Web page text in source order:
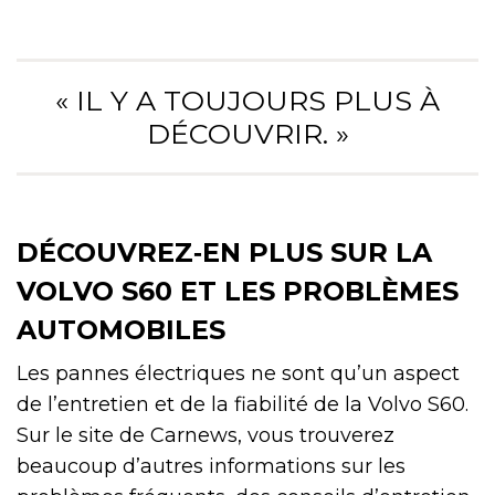
« IL Y A TOUJOURS PLUS À
DÉCOUVRIR. »
DÉCOUVREZ‑EN PLUS SUR LA
VOLVO S60 ET LES PROBLÈMES
AUTOMOBILES
Les pannes électriques ne sont qu’un aspect
de l’entretien et de la fiabilité de la Volvo S60.
Sur le site de Carnews, vous trouverez
beaucoup d’autres informations sur les